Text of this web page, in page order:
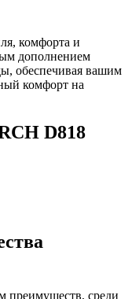
комфорта и
дополнением
обеспечивая вашим
комфорт на
D818
преимуществ, среди